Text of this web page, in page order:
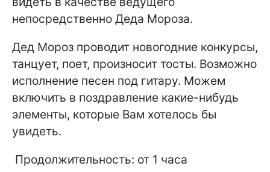
непосредственно Деда Мороза.
Дед Мороз проводит новогодние конкурсы,
танцует, поет, произносит тосты. Возможно
исполнение песен под гитару. Можем
включить в поздравление какие-нибудь
элементы, которые Вам хотелось бы
увидеть.
Продолжительность: от 1 часа